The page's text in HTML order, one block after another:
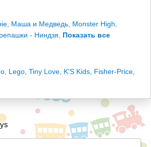
Маша и Медведь Monster High
- Ниндзя Показать все
Lego Tiny Love K'S Kids Fisher-Price